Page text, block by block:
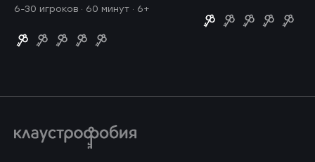
6-30 игроков · 60 минут · 6+